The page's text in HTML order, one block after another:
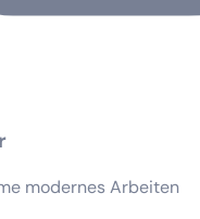
modernes Arbeiten